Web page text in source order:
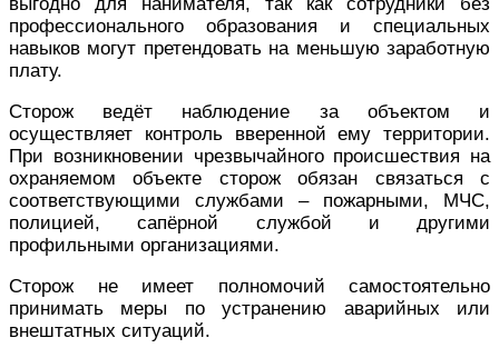
профессионального образования и специальных
навыков могут претендовать на меньшую заработную
плату.
Сторож ведёт наблюдение за объектом и
осуществляет контроль вверенной ему территории.
При возникновении чрезвычайного происшествия на
охраняемом объекте сторож обязан связаться с
соответствующими службами – пожарными, МЧС,
полицией, сапёрной службой и другими
профильными организациями.
Сторож не имеет полномочий самостоятельно
принимать меры по устранению аварийных или
внештатных ситуаций.